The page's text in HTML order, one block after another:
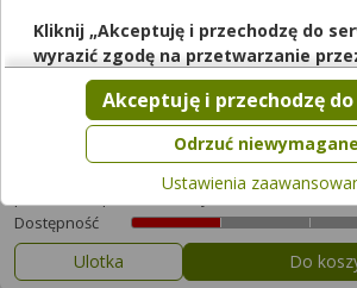
Brilo Okulary przeciwsłoneczne
Dostępność
Ulotka Do
Kliknij „Akceptuję i przechodzę do
wyrazić zgodę na przetwarzanie
partnerów Twoich danych w
Pamiętaj, że wyrażenie zgody jest
zgodę możesz w każdej chwili cofnąć,
zgodę na przetwarzanie Twoich danych
celach. Jeżeli chcesz dowiedzieć się więcej
przeprowadzić konfigurację
dokonać za pomocą „Ustawień
Więcej informacji na temat
Odrzuć niewymagane
Akceptuję i przechodzę
Ustawienia